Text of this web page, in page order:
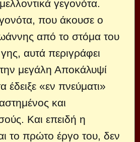
γεγονότα.
που άκουσε ο
από το στόμα του
αυτά περιγράφει
μεγάλη Αποκάλυψί
έδειξε «εν πνεύματι»
και
Και επειδή η
το πρώτο έργο του, δεν